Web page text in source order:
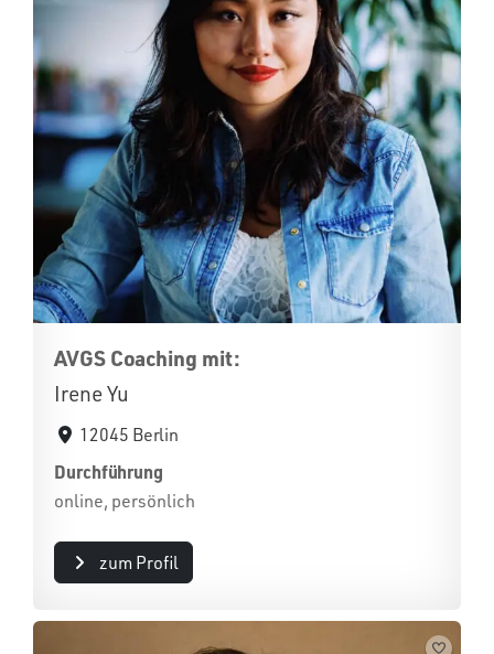
AVGS Coaching mit:
Irene Yu
12045 Berlin
Durchführung
online, persönlich
zum Profil